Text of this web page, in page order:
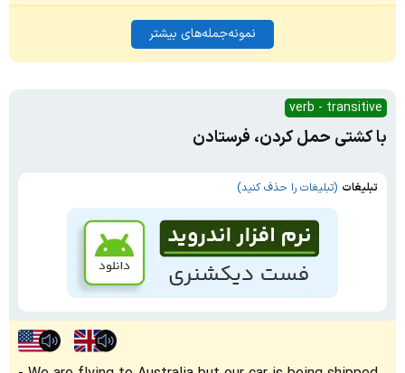
نمونه‌جمله‌های بیشتر
verb - transitive
با کشتی حمل کردن، فرستادن
تبلیغات (تبلیغات را حذف کنید)